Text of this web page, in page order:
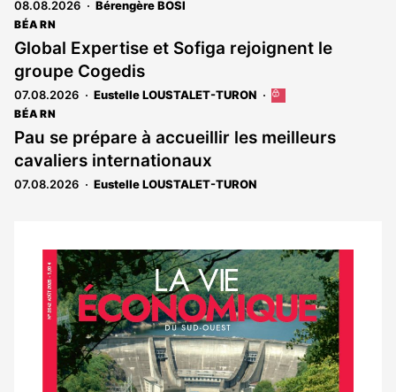
08.08.2026 Bérengère BOSI
BÉARN
Global Expertise et Sofiga rejoignent le
groupe Cogedis
07.08.2026 Eustelle LOUSTALET-TURON
Cet
est
réservé
BÉARN
Pau se prépare à accueillir les meilleurs
cavaliers internationaux
07.08.2026 Eustelle LOUSTALET-TURON
Notre
dernier
magazine